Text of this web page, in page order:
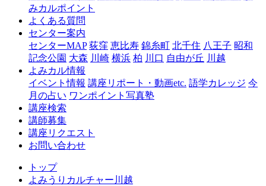
越
みカルポイント
よくある質問
センター案内
センターMAP 荻窪 恵比寿 錦糸町 北千住 八王子 昭和
記念公園 大森 川崎 横浜 柏 川口 自由が丘 川越
よみカル情報
イベント情報 講座リポート・動画etc. 語学カレッジ 今
月の占い ワンポイント写真塾
講座検索
講師募集
講座リクエスト
お問い合わせ
トップ
よみうりカルチャー川越